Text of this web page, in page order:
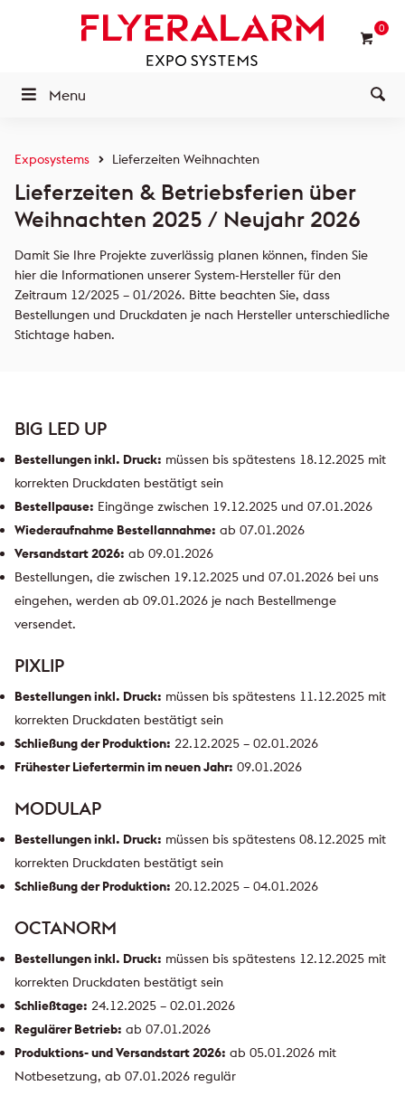
0
Menu
Exposystems Lieferzeiten Weihnachten
Lieferzeiten & Betriebsferien über
Weihnachten 2025 / Neujahr 2026
Damit Sie Ihre Projekte zuverlässig planen können, finden Sie
hier die Informationen unserer System-Hersteller für den
Zeitraum 12/2025 – 01/2026. Bitte beachten Sie, dass
Bestellungen und Druckdaten je nach Hersteller unterschiedliche
Stichtage haben.
BIG LED UP
Bestellungen inkl. Druck: müssen bis spätestens 18.12.2025 mit
korrekten Druckdaten bestätigt sein
Bestellpause: Eingänge zwischen 19.12.2025 und 07.01.2026
Wiederaufnahme Bestellannahme: ab 07.01.2026
Versandstart 2026: ab 09.01.2026
Bestellungen, die zwischen 19.12.2025 und 07.01.2026 bei uns
eingehen, werden ab 09.01.2026 je nach Bestellmenge
versendet.
PIXLIP
Bestellungen inkl. Druck: müssen bis spätestens 11.12.2025 mit
korrekten Druckdaten bestätigt sein
Schließung der Produktion: 22.12.2025 – 02.01.2026
Frühester Liefertermin im neuen Jahr: 09.01.2026
MODULAP
Bestellungen inkl. Druck: müssen bis spätestens 08.12.2025 mit
korrekten Druckdaten bestätigt sein
Schließung der Produktion: 20.12.2025 – 04.01.2026
OCTANORM
Bestellungen inkl. Druck: müssen bis spätestens 12.12.2025 mit
korrekten Druckdaten bestätigt sein
Schließtage: 24.12.2025 – 02.01.2026
Regulärer Betrieb: ab 07.01.2026
Produktions- und Versandstart 2026: ab 05.01.2026 mit
Notbesetzung, ab 07.01.2026 regulär